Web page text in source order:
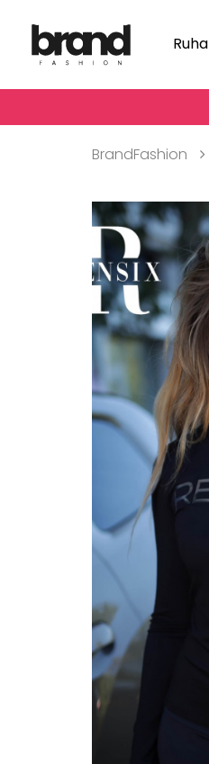
Ruha
BrandFashion